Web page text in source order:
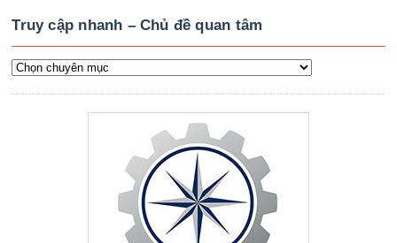
Truy cập nhanh – Chủ đề quan tâm